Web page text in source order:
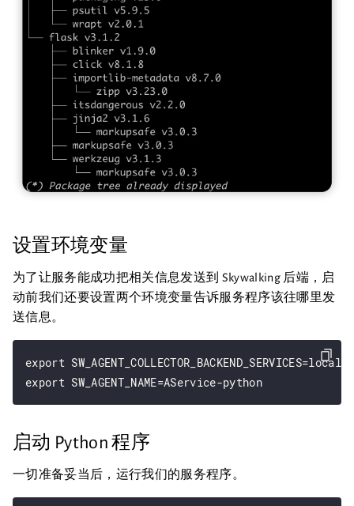
设置环境变量
为了让服务能成功把相关信息发送到 Skywalking 后端，启
动前我们还要设置两个环境变量告诉服务程序该往哪里发
送信息。
export
export SW_AGENT_NAME=AService-python
启动 Python 程序
一切准备妥当后，运行我们的服务程序。